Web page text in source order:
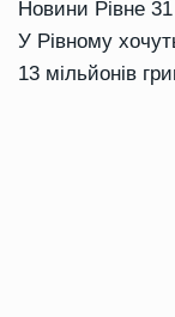
Новини Рівне
У Рівному
13 мільйонів